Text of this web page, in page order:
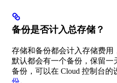
备份是否计入总存储？
存储和备份都会计入存储费用
默认都会有一个备份，保留一
备份，可以在 Cloud 控制台的
份。